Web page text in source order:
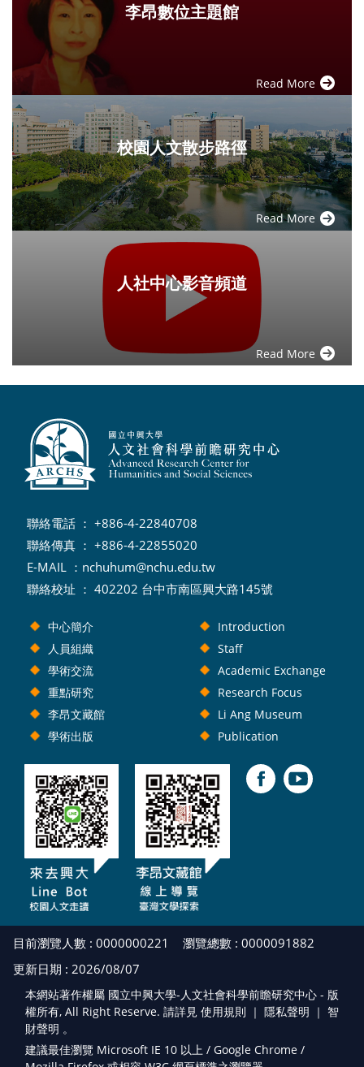
李昂數位主題館
Read More
校園人文散步路徑
Read More
人社中心影音頻道
Read More
聯絡電話 ： +886-4-22840708
聯絡傳真 ： +886-4-22855020
E-MAIL ： nchuhum@nchu.edu.tw
聯絡校址 ： 402202 台中市南區興大路145號
中心簡介
人員組織
學術交流
重點研究
李昂文藏館
學術出版
Introduction
Staff
Academic Exchange
Research Focus
Li Ang Museum
Publication
目前瀏覽人數 : 0000000221
瀏覽總數 : 0000091882
更新日期 : 2026/08/07
本網站著作權屬 國立中興大學-人文社會科學前瞻研究中心 - 版
權所有, All Right Reserve. 請詳見 使用規則 ｜ 隱私聲明 ｜ 智
財聲明 。
建議最佳瀏覽 Microsoft IE 10 以上 / Google Chrome /